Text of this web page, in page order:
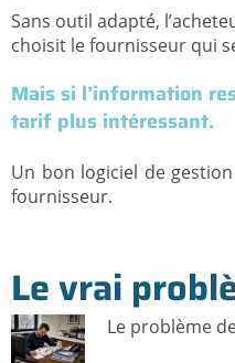
Sans outil adapté,
choisit le fournisseur qui
Mais si l’information
tarif plus intéressant.
Un bon logiciel de
fournisseur.
Le vrai
Le problème